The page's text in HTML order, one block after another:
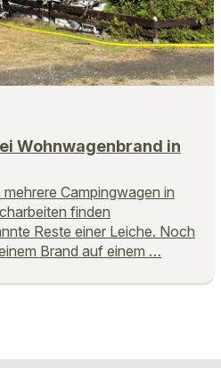
Wohnwagenbrand in
Campingwagen in
finden
Reste einer Leiche. Noch
Brand auf einem …